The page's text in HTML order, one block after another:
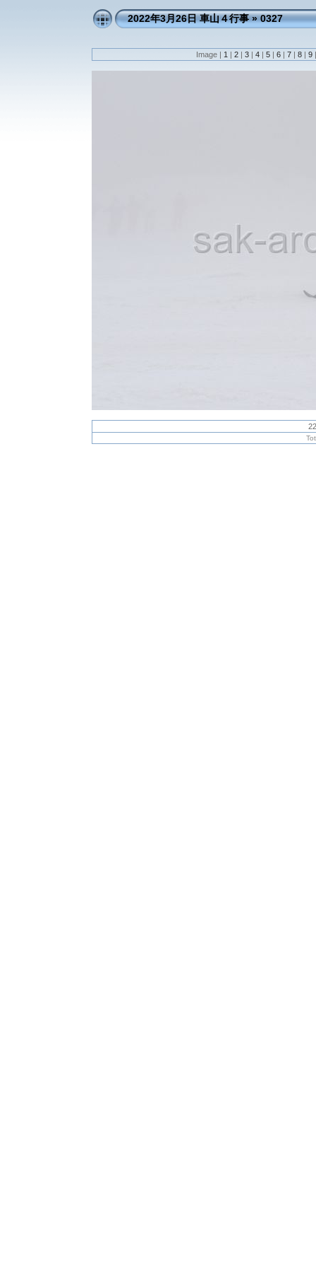
2022年3月26日 車山４行事»0327
Image | 1 | 2 | 3 | 4 | 5 | 6 | 7 | 8 | 9 |